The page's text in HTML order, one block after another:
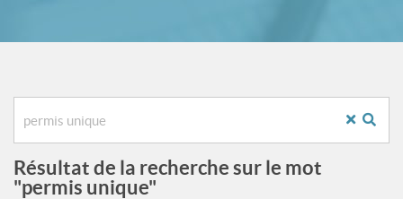
Résultat de la recherche sur le mot
"permis unique"